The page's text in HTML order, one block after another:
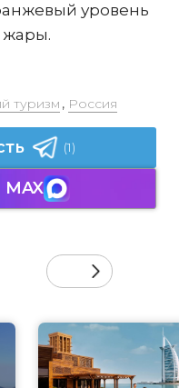
уровень
жары.
туризм , Россия
(1)